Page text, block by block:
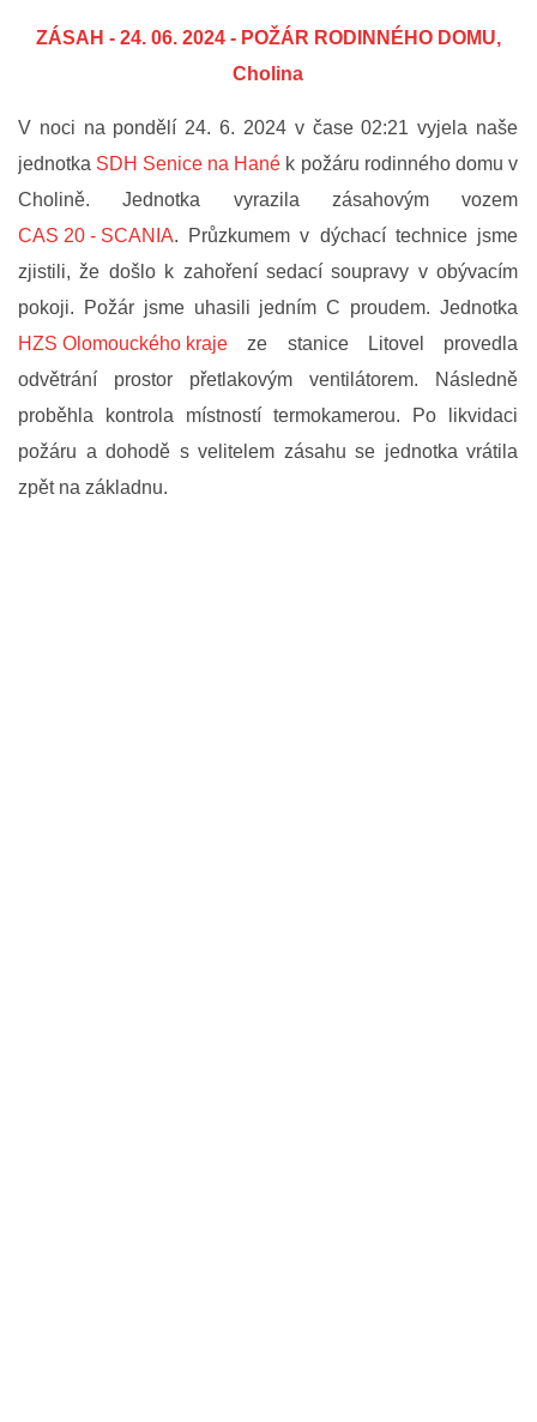
FOTOGALERIE
VIDEOGALERIE
PREVENCE
HISTORIE
E-KRONIKA
PARTNEŘI
KONTAKTY
ZÁSAH - 24. 06. 2024 - POŽÁR RODINNÉHO DOMU,
Cholina
V noci na pondělí 24. 6. 2024 v čase 02:21 vyjela naše
jednotka SDH Senice na Hané k požáru rodinného domu v
Cholině. Jednotka vyrazila zásahovým vozem
CAS 20 - SCANIA. Průzkumem v dýchací technice jsme
zjistili, že došlo k zahoření sedací soupravy v obývacím
pokoji. Požár jsme uhasili jedním C proudem. Jednotka
HZS Olomouckého kraje ze stanice Litovel provedla
odvětrání prostor přetlakovým ventilátorem. Následně
proběhla kontrola místností termokamerou. Po likvidaci
požáru a dohodě s velitelem zásahu se jednotka vrátila
zpět na základnu.